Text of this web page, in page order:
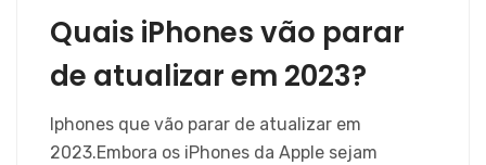
Quais iPhones vão parar
de atualizar em 2023?
Iphones que vão parar de atualizar em
2023.Embora os iPhones da Apple sejam